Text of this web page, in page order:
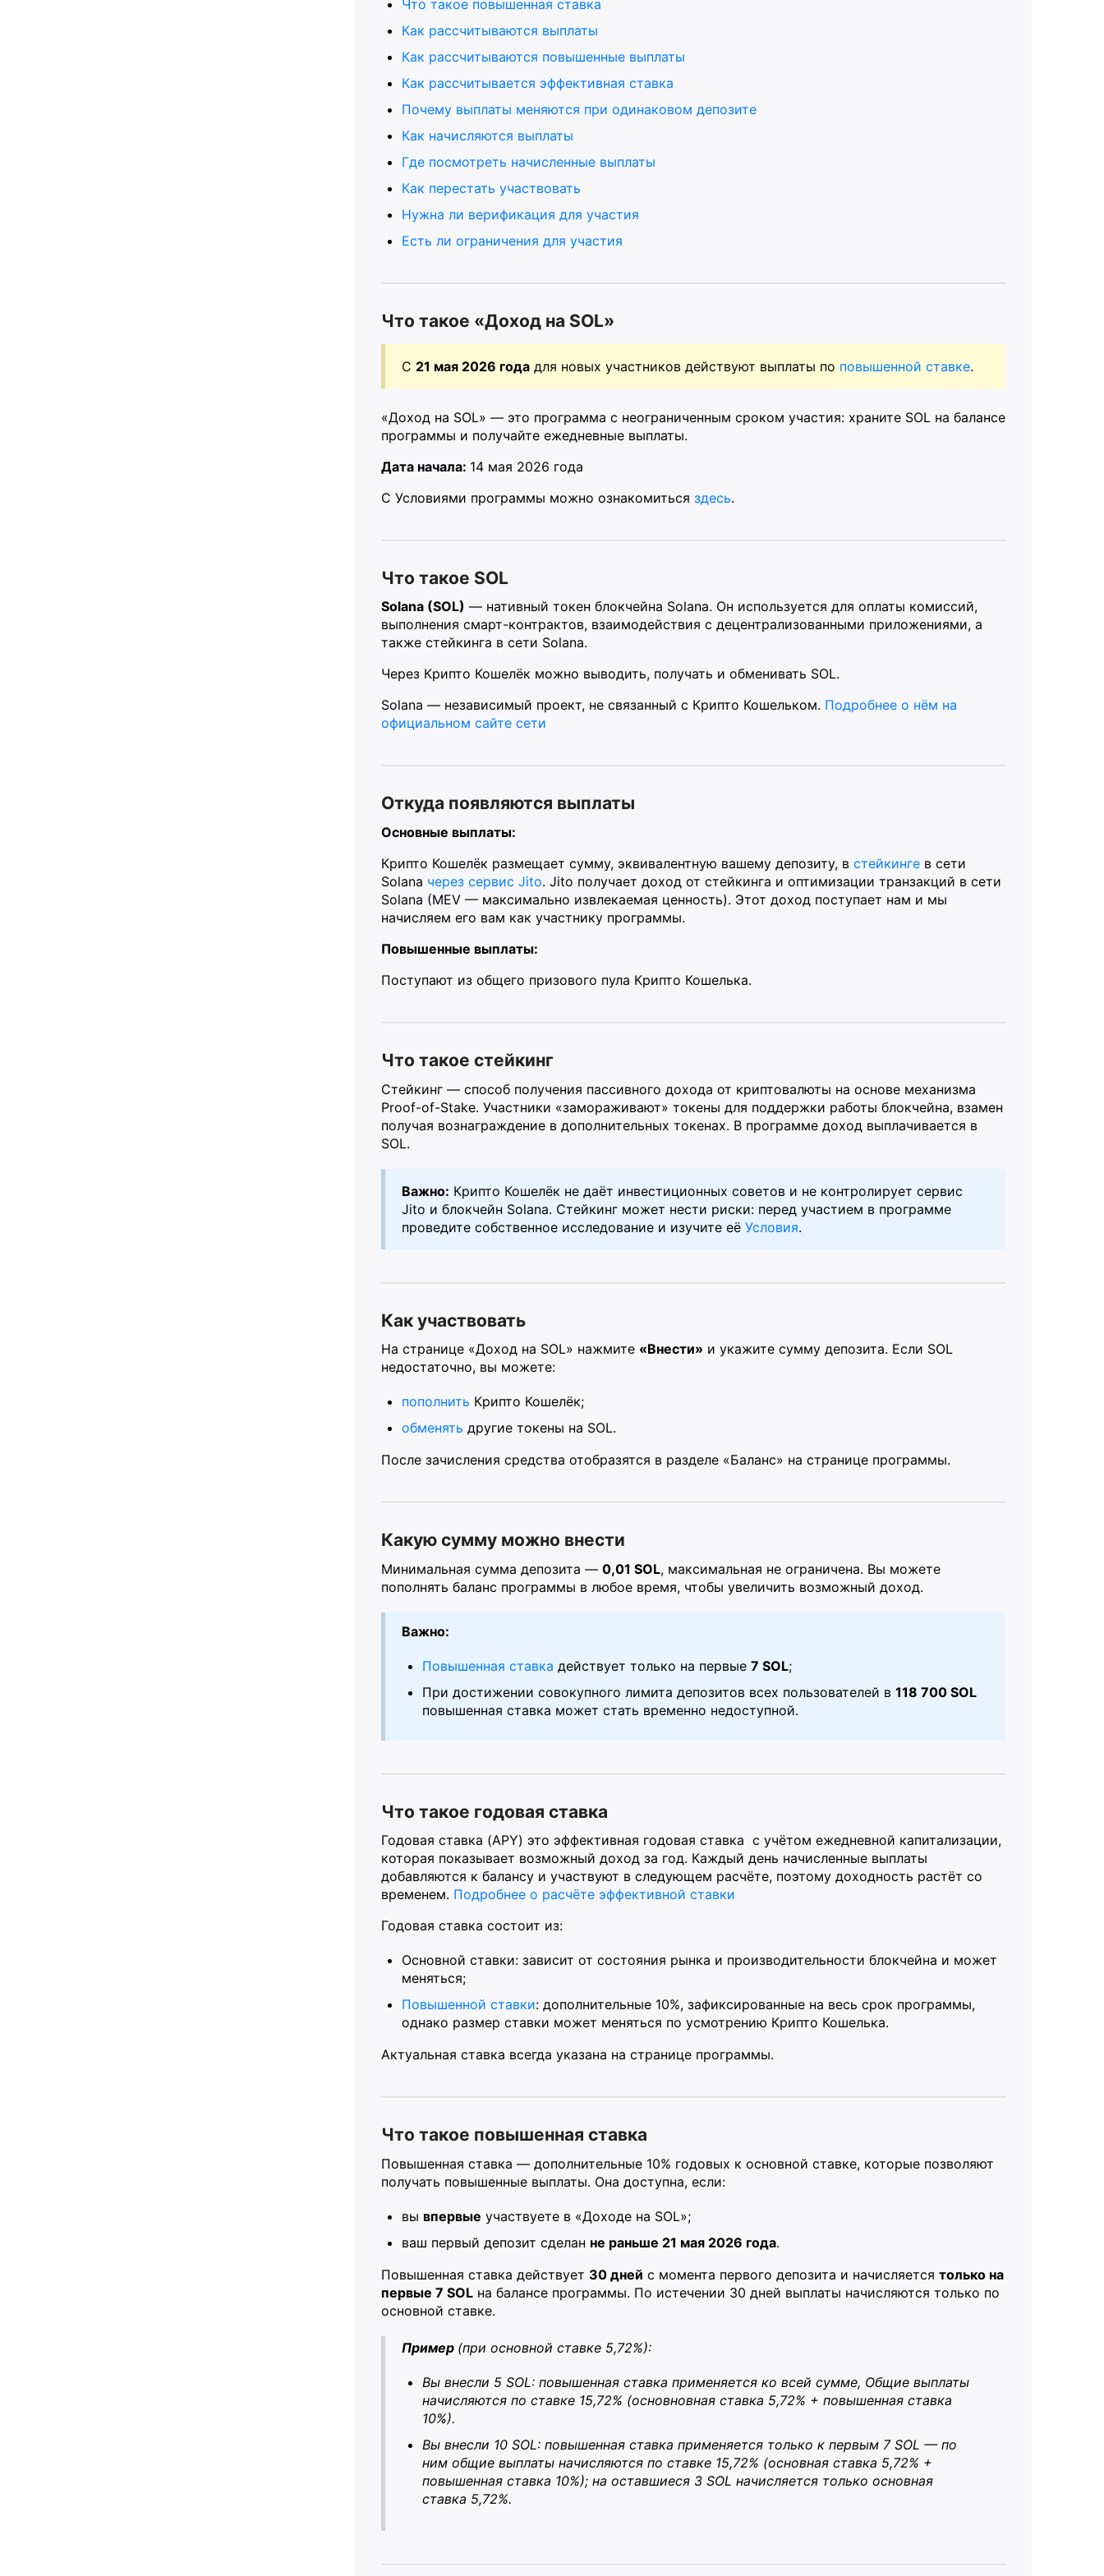
Что такое повышенная ставка
Как рассчитываются выплаты
Как рассчитываются повышенные выплаты
Как рассчитывается эффективная ставка
Почему выплаты меняются при одинаковом депозите
Как начисляются выплаты
Где посмотреть начисленные выплаты
Как перестать участвовать
Нужна ли верификация для участия
Есть ли ограничения для участия
Что такое «Доход на SOL»
С 21 мая 2026 года для новых участников действуют выплаты по повышенной ставке.
«Доход на SOL» — это программа с неограниченным сроком участия: храните SOL на балансе
программы и получайте ежедневные выплаты.
Дата начала: 14 мая 2026 года
С Условиями программы можно ознакомиться здесь.
Что такое SOL
Solana (SOL) — нативный токен блокчейна Solana. Он используется для оплаты комиссий,
выполнения смарт-контрактов, взаимодействия с децентрализованными приложениями, а
также стейкинга в сети Solana.
Через Крипто Кошелёк можно выводить, получать и обменивать SOL.
Solana — независимый проект, не связанный с Крипто Кошельком. Подробнее о нём на
официальном сайте сети
Откуда появляются выплаты
Основные выплаты:
Крипто Кошелёк размещает сумму, эквивалентную вашему депозиту, в стейкинге в сети
Solana через сервис Jito. Jito получает доход от стейкинга и оптимизации транзакций в сети
Solana (MEV — максимально извлекаемая ценность). Этот доход поступает нам и мы
начисляем его вам как участнику программы.
Повышенные выплаты:
Поступают из общего призового пула Крипто Кошелька.
Что такое стейкинг
Стейкинг — способ получения пассивного дохода от криптовалюты на основе механизма
Proof-of-Stake. Участники «замораживают» токены для поддержки работы блокчейна, взамен
получая вознаграждение в дополнительных токенах. В программе доход выплачивается в
SOL.
Важно: Крипто Кошелёк не даёт инвестиционных советов и не контролирует сервис
Jito и блокчейн Solana. Стейкинг может нести риски: перед участием в программе
проведите собственное исследование и изучите её Условия.
Как участвовать
На странице «Доход на SOL» нажмите «Внести» и укажите сумму депозита. Если SOL
недостаточно, вы можете:
пополнить Крипто Кошелёк;
обменять другие токены на SOL.
После зачисления средства отобразятся в разделе «Баланс» на странице программы.
Какую сумму можно внести
Минимальная сумма депозита — 0,01 SOL, максимальная не ограничена. Вы можете
пополнять баланс программы в любое время, чтобы увеличить возможный доход.
Важно:
Повышенная ставка действует только на первые 7 SOL;
При достижении совокупного лимита депозитов всех пользователей в 118 700 SOL
повышенная ставка может стать временно недоступной.
Что такое годовая ставка
Годовая ставка (APY) это эффективная годовая ставка с учётом ежедневной капитализации,
которая показывает возможный доход за год. Каждый день начисленные выплаты
добавляются к балансу и участвуют в следующем расчёте, поэтому доходность растёт со
временем. Подробнее о расчёте эффективной ставки
Годовая ставка состоит из:
Основной ставки: зависит от состояния рынка и производительности блокчейна и может
меняться;
Повышенной ставки: дополнительные 10%, зафиксированные на весь срок программы,
однако размер ставки может меняться по усмотрению Крипто Кошелька.
Актуальная ставка всегда указана на странице программы.
Что такое повышенная ставка
Повышенная ставка — дополнительные 10% годовых к основной ставке, которые позволяют
получать повышенные выплаты. Она доступна, если:
вы впервые участвуете в «Доходе на SOL»;
ваш первый депозит сделан не раньше 21 мая 2026 года.
Повышенная ставка действует 30 дней с момента первого депозита и начисляется только на
первые 7 SOL на балансе программы. По истечении 30 дней выплаты начисляются только по
основной ставке.
Пример (при основной ставке 5,72%):
Вы внесли 5 SOL: повышенная ставка применяется ко всей сумме, Общие выплаты
начисляются по ставке 15,72% (основновная ставка 5,72% + повышенная ставка
10%).
Вы внесли 10 SOL: повышенная ставка применяется только к первым 7 SOL — по
ним общие выплаты начисляются по ставке 15,72% (основная ставка 5,72% +
повышенная ставка 10%); на оставшиеся 3 SOL начисляется только основная
ставка 5,72%.